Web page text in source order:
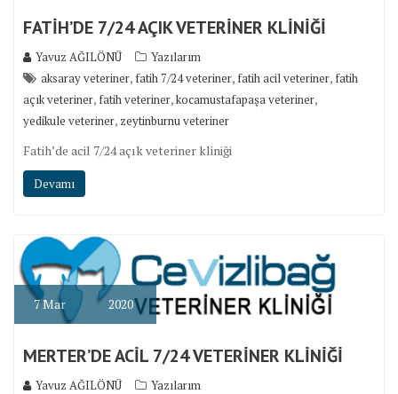
FATİH’DE 7/24 AÇIK VETERİNER KLİNİĞİ
Yavuz AĞILÖNÜ
Yazılarım
aksaray veteriner, fatih 7/24 veteriner, fatih acil veteriner, fatih
açık veteriner, fatih veteriner,kocamustafapaşa veteriner,
yedikule veteriner, zeytinburnu veteriner
Fatih’de acil 7/24 açık veteriner kliniği
Devamı
7Mar 2020
MERTER’DE ACİL 7/24 VETERİNER KLİNİĞİ
Yavuz AĞILÖNÜ
Yazılarım